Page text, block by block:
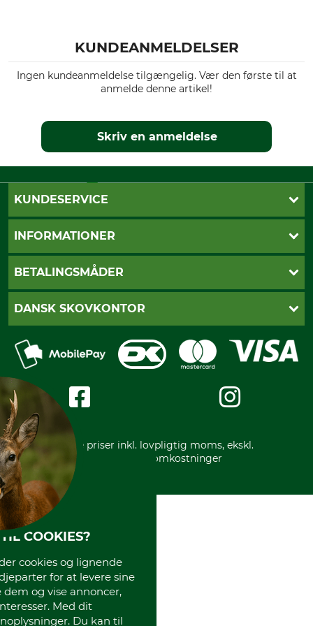
Duromatic E 3/8", 1,6 mm, 40 3003 000 9213
Antal drivled
KUNDEANMELDELSER
Ingen kundeanmeldelse tilgængelig. Vær den første til at
anmelde denne artikel!
Skriv en anmeldelse
KUNDESERVICE
Kontakt
Cookie-indstillinger
INFORMATIONER
Betalingsmåder
Privatlivspolitik
Handelsbetingelser
Impressum
Gratis returlabel
BETALINGSMÅDER
Dankort
Mobile Pay
Kreditkort
DANSK SKOVKONTOR
Karriere
Messe datoer
Om os
International
* Alle priser inkl. lovpligtig moms, ekskl.
forsendelsesomkostninger
COOKIES?
cookies og lignende
for at levere sine
og vise annoncer,
Med dit
Du kan til